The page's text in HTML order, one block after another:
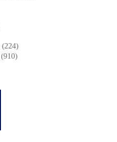
(224)
(910)